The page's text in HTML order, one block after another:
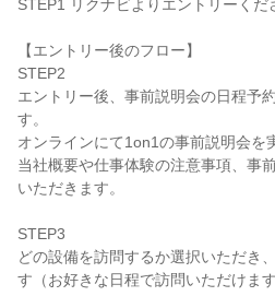
STEP1 リクナビよりエントリーくだ
【エントリー後のフロー】
STEP2
エントリー後、事前説明会の日程予
す。
オンラインにて1on1の事前説明会を
当社概要や仕事体験の注意事項、事
いただきます。
STEP3
どの設備を訪問するか選択いただき
す（お好きな日程で訪問いただけます